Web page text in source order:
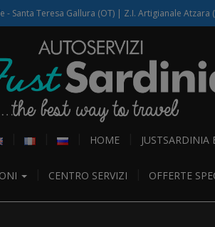
- Santa Teresa Gallura (OT) | Z.I. Artigianale Atzara
HOME JUSTSARDINIA
CENTRO SERVIZI OFFERTE